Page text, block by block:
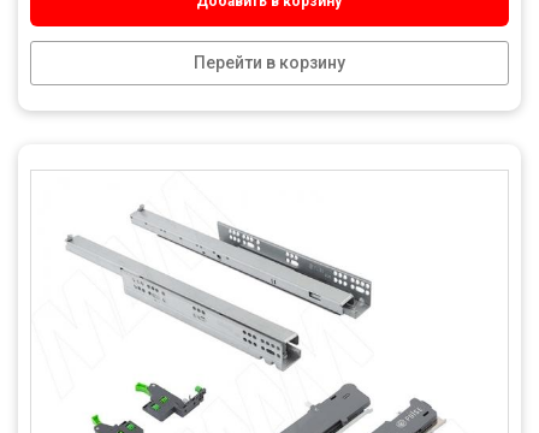
Перейти в корзину